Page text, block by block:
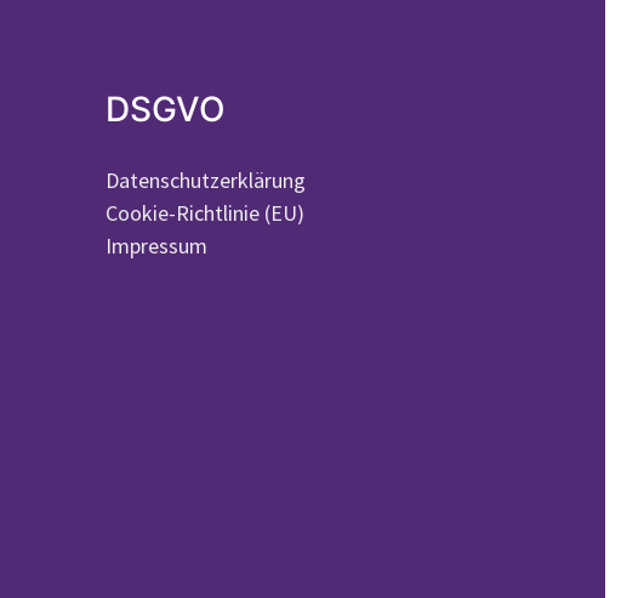
DSGVO
Datenschutzerklärung
Cookie-Richtlinie (EU)
Impressum